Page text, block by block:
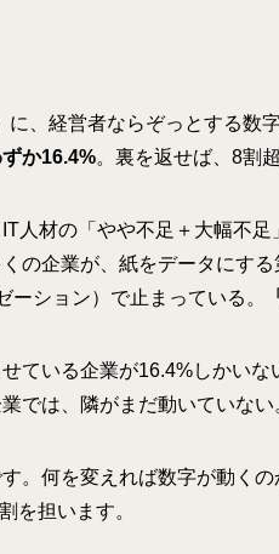
、経営者ならぞっとする数
か16.4%。裏を返せば、8割
人材の「やや不足＋大幅不
の企業が、紙をデータにす
ション）で止まっている。
ている企業が16.4%しかいな
では、隣がまだ動いていない
。何を変えれば数字が動く
を担います。